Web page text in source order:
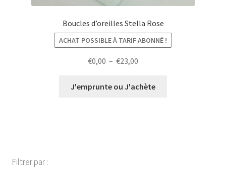
Boucles d’oreilles Stella Rose
ACHAT POSSIBLE À TARIF ABONNÉ !
€0,00 – €23,00
prix :
J'emprunte ou J'achète
Filtrer par :